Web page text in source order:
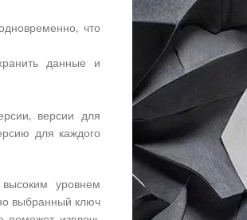
что
данные и
версии для
для каждого
уровнем
выбранный ключ